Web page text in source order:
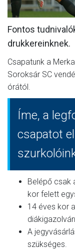
Fontos
drukkereinknek.
Csapatunk a
Soroksár SC
órától.
Íme, a
csapatot
Belépő csak
kor felett
14 éves kor
A
szükséges.